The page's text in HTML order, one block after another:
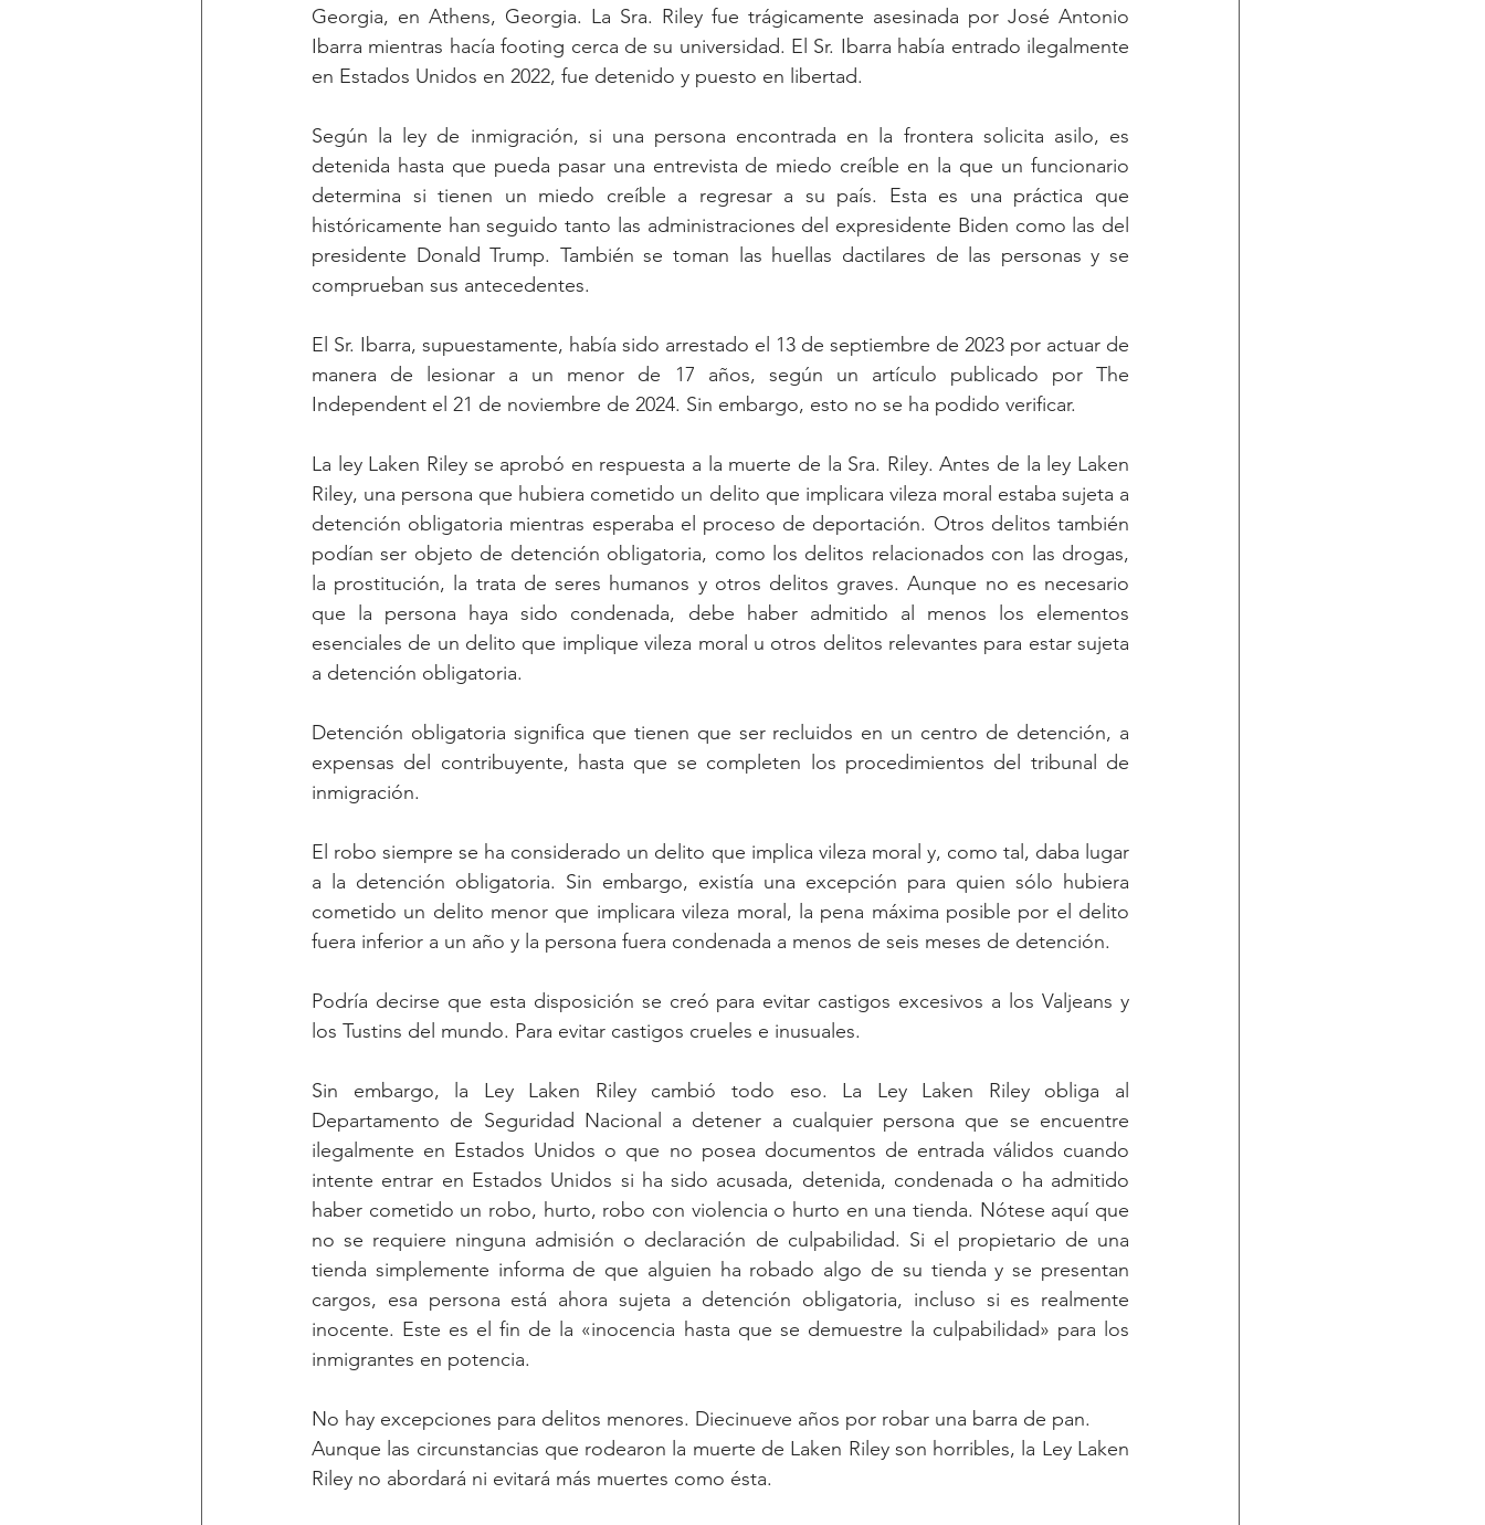
Georgia, en Athens, Georgia. La Sra. Riley fue trágicamente asesinada por José Antonio
Ibarra mientras hacía footing cerca de su universidad. El Sr. Ibarra había entrado ilegalmente
en Estados Unidos en 2022, fue detenido y puesto en libertad.
Según la ley de inmigración, si una persona encontrada en la frontera solicita asilo, es
detenida hasta que pueda pasar una entrevista de miedo creíble en la que un funcionario
determina si tienen un miedo creíble a regresar a su país. Esta es una práctica que
históricamente han seguido tanto las administraciones del expresidente Biden como las del
presidente Donald Trump. También se toman las huellas dactilares de las personas y se
comprueban sus antecedentes.
El Sr. Ibarra, supuestamente, había sido arrestado el 13 de septiembre de 2023 por actuar de
manera de lesionar a un menor de 17 años, según un artículo publicado por The
Independent el 21 de noviembre de 2024. Sin embargo, esto no se ha podido verificar.
La ley Laken Riley se aprobó en respuesta a la muerte de la Sra. Riley. Antes de la ley Laken
Riley, una persona que hubiera cometido un delito que implicara vileza moral estaba sujeta a
detención obligatoria mientras esperaba el proceso de deportación. Otros delitos también
podían ser objeto de detención obligatoria, como los delitos relacionados con las drogas,
la prostitución, la trata de seres humanos y otros delitos graves. Aunque no es necesario
que la persona haya sido condenada, debe haber admitido al menos los elementos
esenciales de un delito que implique vileza moral u otros delitos relevantes para estar sujeta
a detención obligatoria.
Detención obligatoria significa que tienen que ser recluidos en un centro de detención, a
expensas del contribuyente, hasta que se completen los procedimientos del tribunal de
inmigración.
El robo siempre se ha considerado un delito que implica vileza moral y, como tal, daba lugar
a la detención obligatoria. Sin embargo, existía una excepción para quien sólo hubiera
cometido un delito menor que implicara vileza moral, la pena máxima posible por el delito
fuera inferior a un año y la persona fuera condenada a menos de seis meses de detención.
Podría decirse que esta disposición se creó para evitar castigos excesivos a los Valjeans y
los Tustins del mundo. Para evitar castigos crueles e inusuales.
Sin embargo, la Ley Laken Riley cambió todo eso. La Ley Laken Riley obliga al
Departamento de Seguridad Nacional a detener a cualquier persona que se encuentre
ilegalmente en Estados Unidos o que no posea documentos de entrada válidos cuando
intente entrar en Estados Unidos si ha sido acusada, detenida, condenada o ha admitido
haber cometido un robo, hurto, robo con violencia o hurto en una tienda. Nótese aquí que
no se requiere ninguna admisión o declaración de culpabilidad. Si el propietario de una
tienda simplemente informa de que alguien ha robado algo de su tienda y se presentan
cargos, esa persona está ahora sujeta a detención obligatoria, incluso si es realmente
inocente. Este es el fin de la «inocencia hasta que se demuestre la culpabilidad» para los
inmigrantes en potencia.
No hay excepciones para delitos menores. Diecinueve años por robar una barra de pan.
Aunque las circunstancias que rodearon la muerte de Laken Riley son horribles, la Ley Laken
Riley no abordará ni evitará más muertes como ésta.